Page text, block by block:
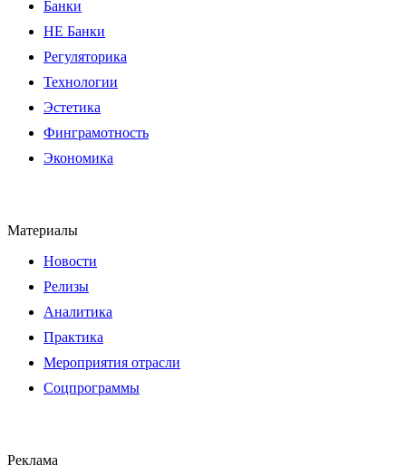
Банки
НЕ Банки
Регуляторика
Технологии
Эстетика
Финграмотность
Экономика
Материалы
Новости
Релизы
Аналитика
Практика
Мероприятия отрасли
Соцпрограммы
Реклама